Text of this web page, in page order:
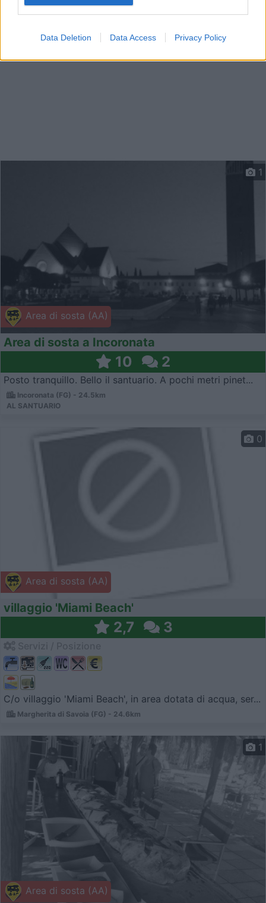
Data Deletion Data Access Privacy Policy
Area di sosta (AA)
1
Area di sosta a Incoronata
10 2
Posto tranquillo. Bello il santuario. A pochi metri pinet...
Incoronata (FG) - 24.5km
AL SANTUARIO
Area di sosta (AA)
0
villaggio 'Miami Beach'
2,7 3
C/o villaggio 'Miami Beach', in area dotata di acqua, ser...
Margherita di Savoia (FG) - 24.6km
Area di sosta (AA)
1